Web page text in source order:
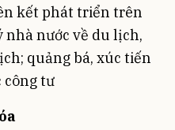
kết phát triển trên
nhà nước về du lịch,
quảng bá, xúc tiến
công tư